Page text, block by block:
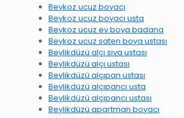
Beykoz ucuz boyacı
Beykoz ucuz boyacı usta
Beykoz ucuz ev boya badana
Beykoz ucuz saten boya ustası
Beylikdüzü alçı sıva ustası
Beylikdüzü alçı ustası
Beylikdüzü alçıpan ustası
Beylikdüzü alçıpancı usta
Beylikdüzü alçıpancı ustası
Beylikdüzü apartman boyacı